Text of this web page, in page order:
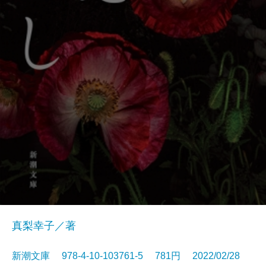
真梨幸子／著
新潮文庫 978-4-10-103761-5 781円 2022/02/28